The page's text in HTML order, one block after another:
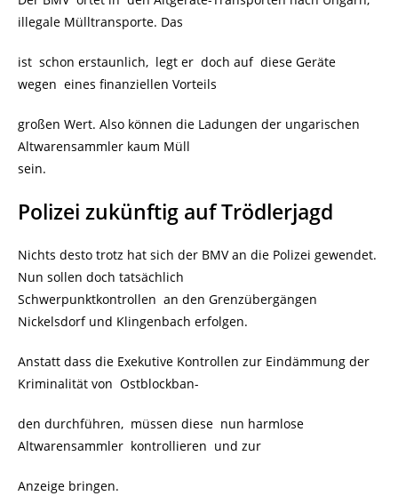
illegale Mülltransporte. Das
ist schon erstaunlich, legt er doch auf diese Geräte
wegen eines finanziellen Vorteils
großen Wert. Also können die Ladungen der ungarischen
Altwarensammler kaum Müll
sein.
Polizei zukünftig auf Trödlerjagd
Nichts desto trotz hat sich der BMV an die Polizei gewendet.
Nun sollen doch tatsächlich
Schwerpunktkontrollen an den Grenzübergängen
Nickelsdorf und Klingenbach erfolgen.
Anstatt dass die Exekutive Kontrollen zur Eindämmung der
Kriminalität von Ostblockban-
den durchführen, müssen diese nun harmlose
Altwarensammler kontrollieren und zur
Anzeige bringen.